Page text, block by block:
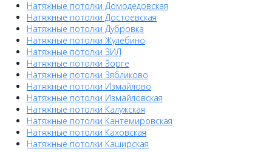
Натяжные потолки Домодедовская
Натяжные потолки Достоевская
Натяжные потолки Дубровка
Натяжные потолки Жулебино
Натяжные потолки ЗИЛ
Натяжные потолки Зорге
Натяжные потолки Зябликово
Натяжные потолки Измайлово
Натяжные потолки Измайловская
Натяжные потолки Калужская
Натяжные потолки Кантемировская
Натяжные потолки Каховская
Натяжные потолки Каширская